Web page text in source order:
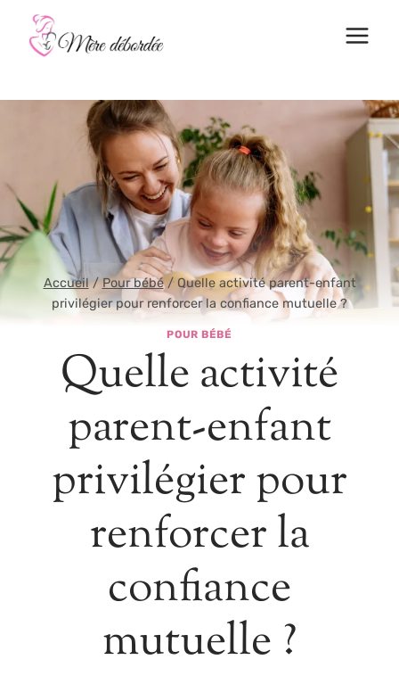
contenu
Accueil / Pour bébé / Quelle activité parent-enfant
privilégier pour renforcer la confiance mutuelle ?
POUR BÉBÉ
Quelle activité
parent-enfant
privilégier pour
renforcer la
confiance
mutuelle ?